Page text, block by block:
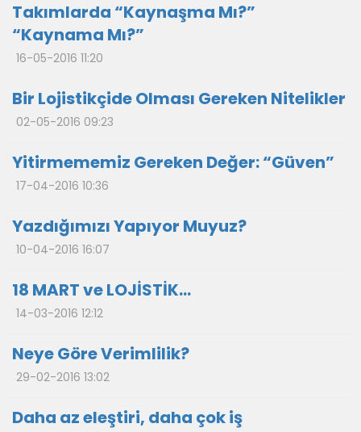
Takımlarda “Kaynaşma Mı?”
“Kaynama Mı?”
16-05-2016 11:20
Bir Lojistikçide Olması Gereken Nitelikler
02-05-2016 09:23
Yitirmememiz Gereken Değer: “Güven”
17-04-2016 10:36
Yazdığımızı Yapıyor Muyuz?
10-04-2016 16:07
18 MART ve LOJİSTİK…
14-03-2016 12:12
Neye Göre Verimlilik?
29-02-2016 13:02
Daha az eleştiri, daha çok iş